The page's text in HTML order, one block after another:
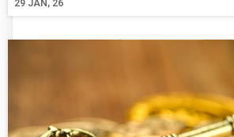
29 JAN, 26